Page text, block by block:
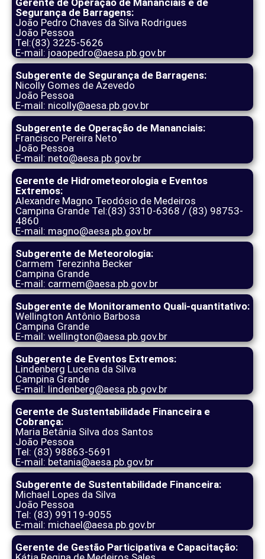
Gerente de Operação de Mananciais e de
Segurança de Barragens:
João Pedro Chaves da Silva Rodrigues
João Pessoa
Tel:(83) 3225-5626
E-mail: joaopedro@aesa.pb.gov.br
Subgerente de Segurança de Barragens:
Nicolly Gomes de Azevedo
João Pessoa
E-mail: nicolly@aesa.pb.gov.br
Subgerente de Operação de Mananciais:
Francisco Pereira Neto
João Pessoa
E-mail: neto@aesa.pb.gov.br
Gerente de Hidrometeorologia e Eventos
Extremos:
Alexandre Magno Teodósio de Medeiros
Campina Grande Tel:(83) 3310-6368 / (83) 98753-
4860
E-mail: magno@aesa.pb.gov.br
Subgerente de Meteorologia:
Carmem Terezinha Becker
Campina Grande
E-mail: carmem@aesa.pb.gov.br
Subgerente de Monitoramento Quali-quantitativo:
Wellington Antônio Barbosa
Campina Grande
E-mail: wellington@aesa.pb.gov.br
Subgerente de Eventos Extremos:
Lindenberg Lucena da Silva
Campina Grande
E-mail: lindenberg@aesa.pb.gov.br
Gerente de Sustentabilidade Financeira e
Cobrança:
Maria Betânia Silva dos Santos
João Pessoa
Tel: (83) 98863-5691
E-mail: betania@aesa.pb.gov.br
Subgerente de Sustentabilidade Financeira:
Michael Lopes da Silva
João Pessoa
Tel: (83) 99119-9055
E-mail: michael@aesa.pb.gov.br
Gerente de Gestão Participativa e Capacitação: